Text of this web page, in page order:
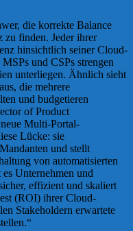
die korrekte Balance
zu finden. Jeder ihrer
hinsichtlich seiner Cloud-
und CSPs strengen
unterliegen. Ähnlich sieht
die mehrere
und budgetieren
of Product
Multi-Portal-
Lücke: sie
und stellt
von automatisierten
Unternehmen und
effizient und skaliert
(ROI) ihrer Cloud-
Stakeholdern erwartete